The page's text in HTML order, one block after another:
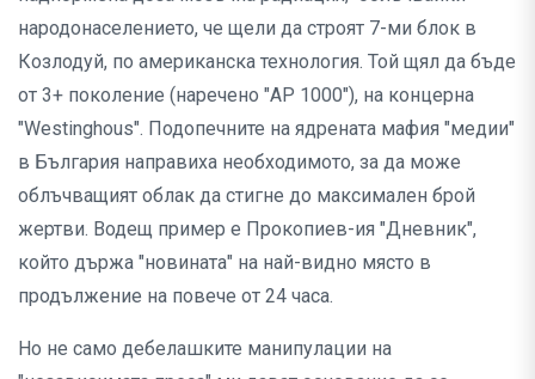
народонаселението, че щели да строят 7-ми блок в
Козлодуй, по американска технология. Той щял да бъде
от 3+ поколение (наречено "АР 1000"), на концерна
"Westinghous". Подопечните на ядрената мафия "медии"
в България направиха необходимото, за да може
облъчващият облак да стигне до максимален брой
жертви. Водещ пример е Прокопиев-ия "Дневник",
който държа "новината" на най-видно място в
продължение на повече от 24 часа.
Но не само дебелашките манипулации на